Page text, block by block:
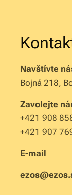
Navštívte
Bojná 218,
Zavolejte
+421 908
+421 907
E-mail